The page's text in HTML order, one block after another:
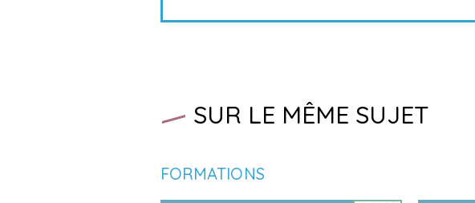
SUR LE MÊME SUJET
FORMATIONS